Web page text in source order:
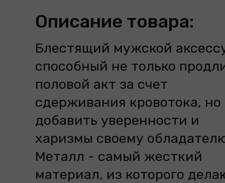
Описание товара:
Блестящий мужской
способный не только
половой акт за счет
сдерживания кровотока, но
добавить уверенности и
харизмы своему
Металл - самый жесткий
материал, из которого